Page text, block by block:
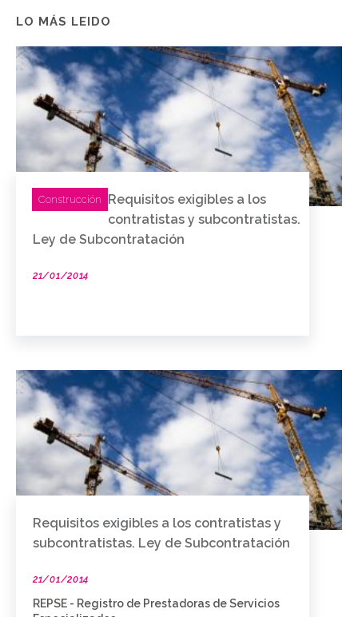
LO MÁS LEIDO
Construcción
Requisitos exigibles a los
contratistas y subcontratistas.
Ley de Subcontratación
21/01/2014
Requisitos exigibles a los contratistas y
subcontratistas. Ley de Subcontratación
21/01/2014
REPSE - Registro de Prestadoras de Servicios